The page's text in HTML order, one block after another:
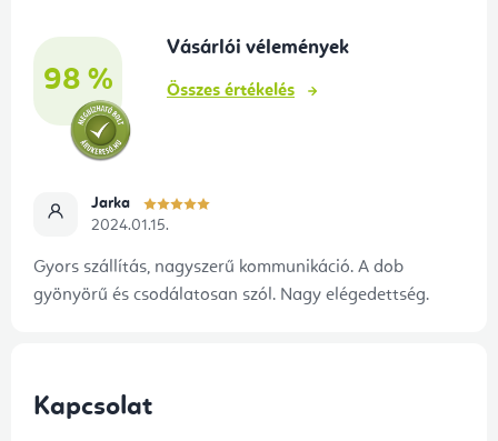
98 %
Vásárlói vélemények
Összes értékelés
Jarka
2024.01.15.
Gyors szállítás, nagyszerű kommunikáció. A dob
gyönyörű és csodálatosan szól. Nagy elégedettség.
Kapcsolat